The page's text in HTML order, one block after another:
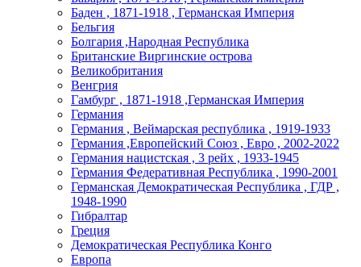
Баден , 1871-1918 , Германская Империя
Бельгия
Болгария ,Народная Республика
Британские Виргинские острова
Великобритания
Венгрия
Гамбург , 1871-1918 ,Германская Империя
Германия
Германия , Веймарская республика , 1919-1933
Германия ,Европейский Союз , Евро , 2002-2022
Германия нацистская , 3 рейх , 1933-1945
Германия Федеративная Республика , 1990-2001
Германская Демократическая Республика , ГДР ,
1948-1990
Гибралтар
Греция
Демократическая Республика Конго
Европа